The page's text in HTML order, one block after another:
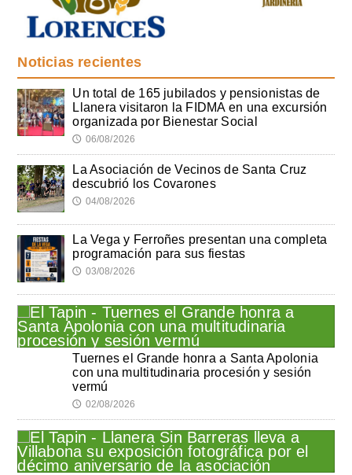
Noticias recientes
Un total de 165 jubilados y pensionistas de
Llanera visitaron la FIDMA en una excursión
organizada por Bienestar Social
🕔 06/08/2026
La Asociación de Vecinos de Santa Cruz
descubrió los Covarones
🕔 04/08/2026
La Vega y Ferroñes presentan una completa
programación para sus fiestas
🕔 03/08/2026
Tuernes el Grande honra a Santa Apolonia
con una multitudinaria procesión y sesión
vermú
🕔 02/08/2026